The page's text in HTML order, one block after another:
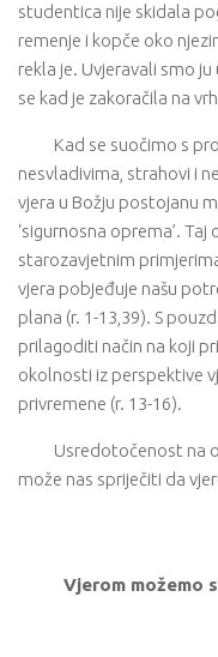
studentica nije skidala
remenje i kopče oko
rekla je. Uvjeravali smo
se kad je zakoračila na
Kad se suočimo s
nesvladivima, strahovi i
vjera u Božju postojanu
‘sigurnosna oprema’.
starozavjetnim
vjera pobjeđuje našu
plana (r. 1-13,39). S
prilagoditi način na koji
okolnosti iz perspektive
privremene (r. 13-16).
Usredotočenost na
može nas spriječiti da
Vjerom možemo